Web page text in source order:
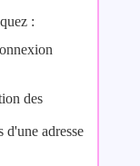
:
des
d'une adresse